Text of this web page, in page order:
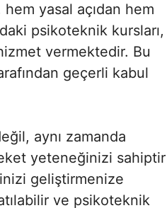
yasal açıdan hem
psikoteknik kursları,
vermektedir. Bu
geçerli kabul
aynı zamanda
yeteneğinizi sahiptir
geliştirmenize
ve psikoteknik